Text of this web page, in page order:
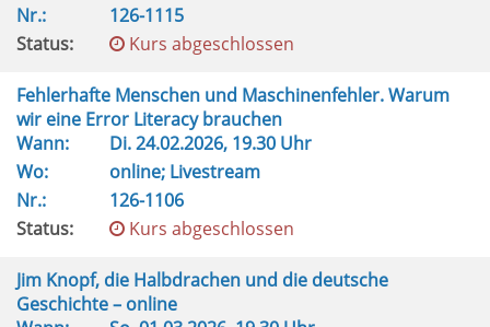
Nr.:
126-1115
Status:
Kurs abgeschlossen
Fehlerhafte Menschen und Maschinenfehler. Warum
wir eine Error Literacy brauchen
Wann:
Di.24.02.2026, 19.30 Uhr
Wo:
online; Livestream
Nr.:
126-1106
Status:
Kurs abgeschlossen
Jim Knopf, die Halbdrachen und die deutsche
Geschichte – online